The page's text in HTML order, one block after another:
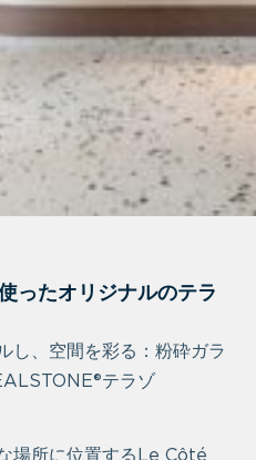
ったオリジナルのテラ
し、空間を彩る：粉砕ガラ
テラゾ
場所に位置するLe Côté